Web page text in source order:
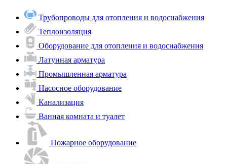
Трубопроводы для отопления и водоснабжения
Теплоизоляция
Оборудование для отопления и водоснабжения
Латунная арматура
Промышленная арматура
Насосное оборудование
Канализация
Ванная комната и туалет
Пожарное оборудование